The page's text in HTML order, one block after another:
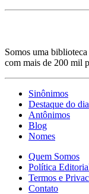
Somos uma
com mais de 200 mil
Sinônimos
Destaque do dia
Antônimos
Blog
Nomes
Quem Somos
Política
Termos e
Contato